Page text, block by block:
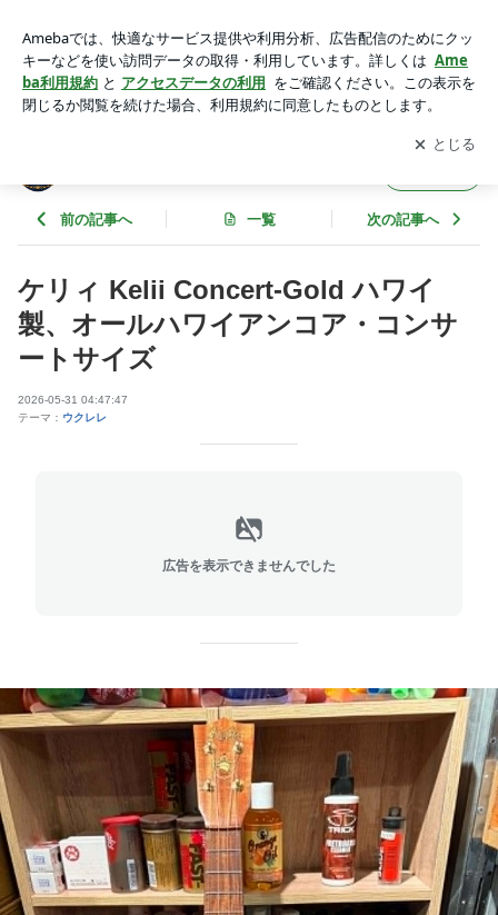
コンサートサイズ | コスモ楽器 オフィシャルブログ
アプリをダウンロードして ブログの更新通知
を受け取りまし
ょう。
開く
前の記事へ 一覧 次の記事へ
ケリィ Kelii Concert-Gold ハワイ
製、オールハワイアンコア・コンサ
ートサイズ
2026-05-31 04:47:47
テーマ： ウクレレ
広告を表示できませんでした